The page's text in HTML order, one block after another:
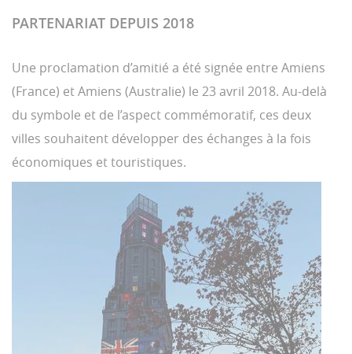
PARTENARIAT DEPUIS 2018
Une proclamation d’amitié a été signée entre Amiens
(France) et Amiens (Australie) le 23 avril 2018. Au-delà
du symbole et de l’aspect commémoratif, ces deux
villes souhaitent développer des échanges à la fois
économiques et touristiques.